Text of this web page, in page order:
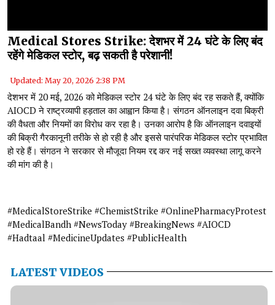
Medical Stores Strike: देशभर में 24 घंटे के लिए बंद
रहेंगे मेडिकल स्टोर, बढ़ सकती है परेशानी!
Updated: May 20, 2026 2:38 PM
देशभर में 20 मई, 2026 को मेडिकल स्टोर 24 घंटे के लिए बंद रह सकते हैं, क्योंकि
AIOCD ने राष्ट्रव्यापी हड़ताल का आह्वान किया है। संगठन ऑनलाइन दवा बिक्री
की वैधता और नियमों का विरोध कर रहा है। उनका आरोप है कि ऑनलाइन दवाइयों
की बिक्री गैरकानूनी तरीके से हो रही है और इससे पारंपरिक मेडिकल स्टोर प्रभावित
हो रहे हैं। संगठन ने सरकार से मौजूदा नियम रद्द कर नई सख्त व्यवस्था लागू करने
की मांग की है।
#MedicalStoreStrike #ChemistStrike #OnlinePharmacyProtest
#MedicalBandh #NewsToday #BreakingNews #AIOCD
#Hadtaal #MedicineUpdates #PublicHealth
LATEST VIDEOS